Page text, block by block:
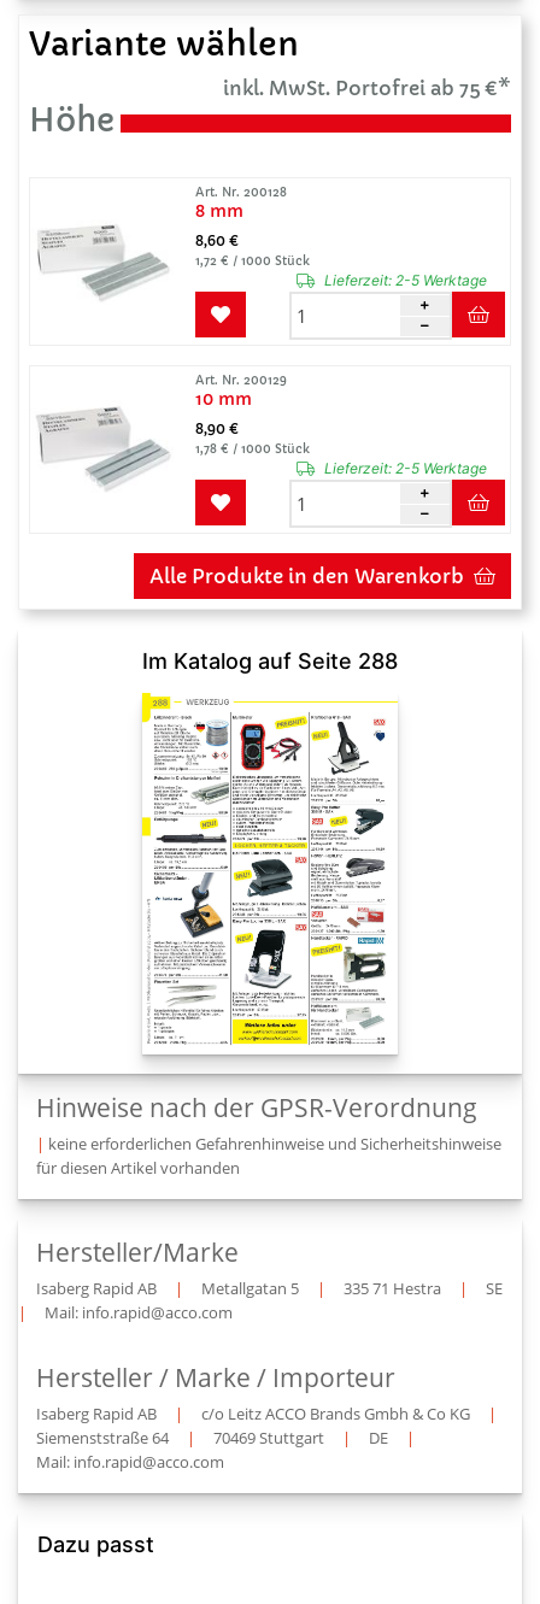
Variante wählen
inkl. MwSt. Portofrei ab 75 €*
Höhe
Art. Nr. 200128
8 mm
8,60 €
1,72 € / 1000 Stück
Lieferzeit:2-5 Werktage
Art. Nr. 200129
10 mm
8,90 €
1,78 € / 1000 Stück
Lieferzeit:2-5 Werktage
Alle Produkte in den Warenkorb
Im Katalog auf Seite 288
Hinweise nach der GPSR-Verordnung
| keine erforderlichen Gefahrenhinweise und Sicherheitshinweise
für diesen Artikel vorhanden
Hersteller/Marke
Isaberg Rapid AB | Metallgatan 5 | 335 71 Hestra |
SE
|
Mail: info.rapid@acco.com
Hersteller / Marke / Importeur
Isaberg Rapid AB | c/o Leitz ACCO Brands Gmbh & Co KG
|
Siemenststraße 64
| 70469 Stuttgart | DE
|
Mail: info.rapid@acco.com
Dazu passt